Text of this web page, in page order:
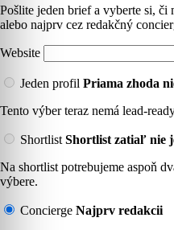
Pošlite jeden brief a vyberte si,
alebo najprv cez redakčný
Website
Jeden profil Priama zhoda
Tento výber teraz nemá lead-
Shortlist Shortlist zatiaľ nie
Na shortlist potrebujeme aspoň
výbere.
Concierge Najprv redakcii